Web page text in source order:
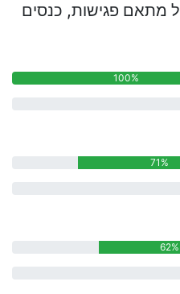
מתאם פגישות, כנסים
100%
71%
62%